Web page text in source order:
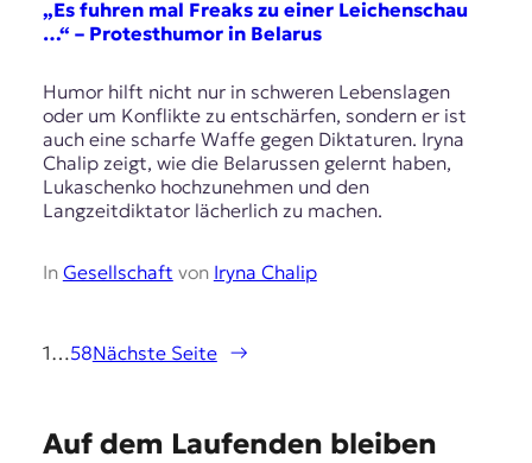
„Es fuhren mal Freaks zu einer Leichenschau
…“ – Protesthumor in Belarus
Humor hilft nicht nur in schweren Lebenslagen
oder um Konflikte zu entschärfen, sondern er ist
auch eine scharfe Waffe gegen Diktaturen. Iryna
Chalip zeigt, wie die Belarussen gelernt haben,
Lukaschenko hochzunehmen und den
Langzeitdiktator lächerlich zu machen.
In Gesellschaft von Iryna Chalip
1 …58Nächste Seite →
Auf dem Laufenden bleiben